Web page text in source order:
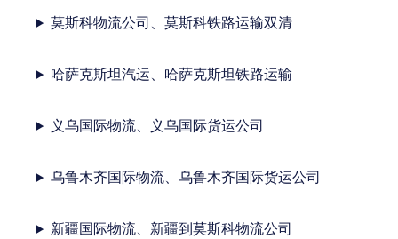
莫斯科物流公司、莫斯科铁路运输双清
哈萨克斯坦汽运、哈萨克斯坦铁路运输
义乌国际物流、义乌国际货运公司
乌鲁木齐国际物流、乌鲁木齐国际货运公司
新疆国际物流、新疆到莫斯科物流公司